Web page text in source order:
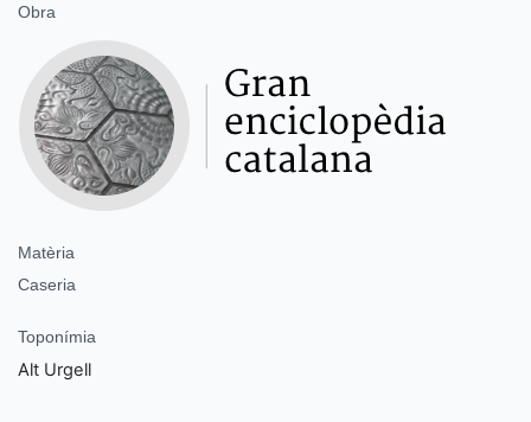
Obra
Matèria
Caseria
Toponímia
Alt Urgell